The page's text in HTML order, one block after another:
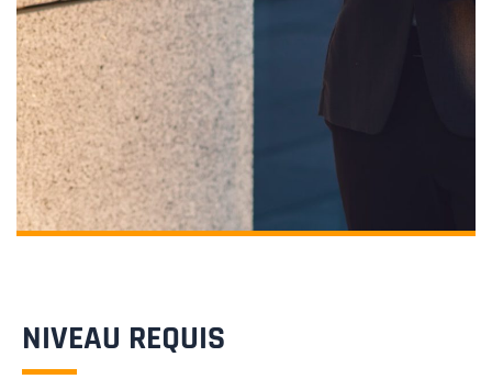
NIVEAU REQUIS